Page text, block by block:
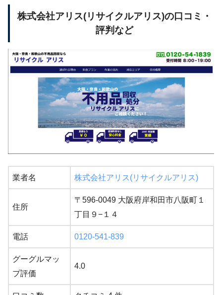
株式会社アリス(リサイクルアリス)の口コミ・
評判など
業者名 株式会社アリス(リサイクルアリス)
住所
〒596-0049 大阪府岸和田市八阪町１
丁目９−１４
電話 0120-541-839
グーグルマッ
プ評価
4.0